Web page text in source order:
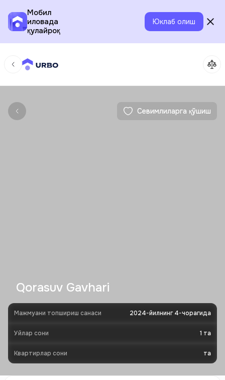
Мобил
иловада
қулайроқ
Юклаб олиш
Севимлиларга қўшиш
Qorasuv Gavhari
Мажмуани топшириш санаси 2024-йилнинг 4-чорагида
Уйлар сони 1 та
Квартирлар сони та